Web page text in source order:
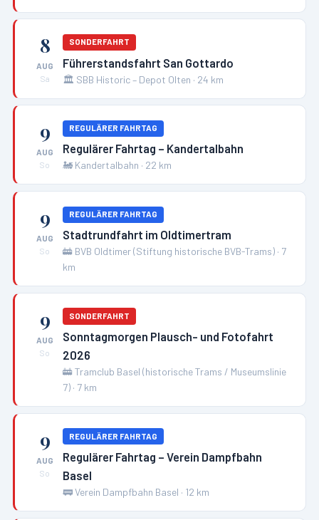
8
AUG
Sa
SONDERFAHRT
Führerstandsfahrt San Gottardo
🏛️ SBB Historic – Depot Olten · 24 km
9
AUG
So
REGULÄRER FAHRTAG
Regulärer Fahrtag – Kandertalbahn
🚂 Kandertalbahn · 22 km
9
AUG
So
REGULÄRER FAHRTAG
Stadtrundfahrt im Oldtimertram
🚋 BVB Oldtimer (Stiftung historische BVB-Trams) · 7
km
9
AUG
So
SONDERFAHRT
Sonntagmorgen Plausch- und Fotofahrt
2026
🚋 Tramclub Basel (historische Trams / Museumslinie
7) · 7 km
9
AUG
So
REGULÄRER FAHRTAG
Regulärer Fahrtag – Verein Dampfbahn
Basel
🚃Verein Dampfbahn Basel · 12 km